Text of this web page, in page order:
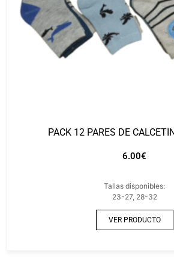
PACK 12 PARES DE
6.00€
Tallas disponibles:
23-27, 28-32
VER PRODUCTO